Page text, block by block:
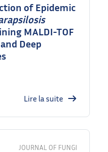
of Epidemic
MALDI-TOF
Deep
Lire la suite
JOURNAL OF FUNGI